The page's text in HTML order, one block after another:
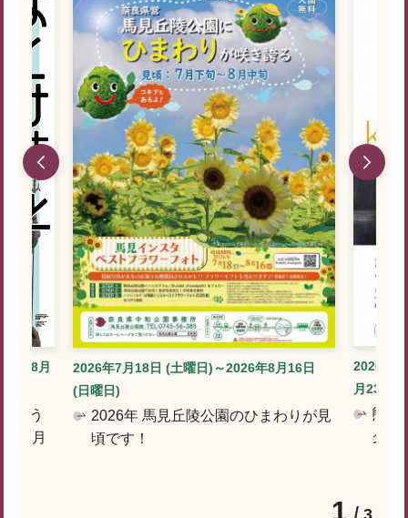
1
年8月
ゅう
～8月
2026年7月18日 (土曜日)～2026年8月16日
(日曜日)
2026年 馬見丘陵公園のひまわりが見
頃です！
2026年7
月23日 (
熊谷
クと